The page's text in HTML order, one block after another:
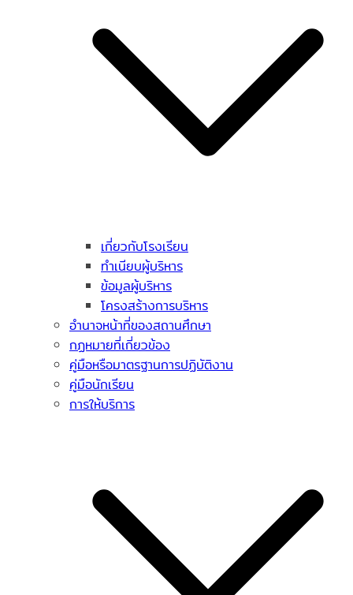
เกี่ยวกับโรงเรียน
ทำเนียบผู้บริหาร
ข้อมูลผู้บริหาร
โครงสร้างการบริหาร
อำนาจหน้าที่ของสถานศึกษา
กฏหมายที่เกี่ยวข้อง
คู่มือหรือมาตรฐานการปฏิบัติงาน
คู่มือนักเรียน
การให้บริการ